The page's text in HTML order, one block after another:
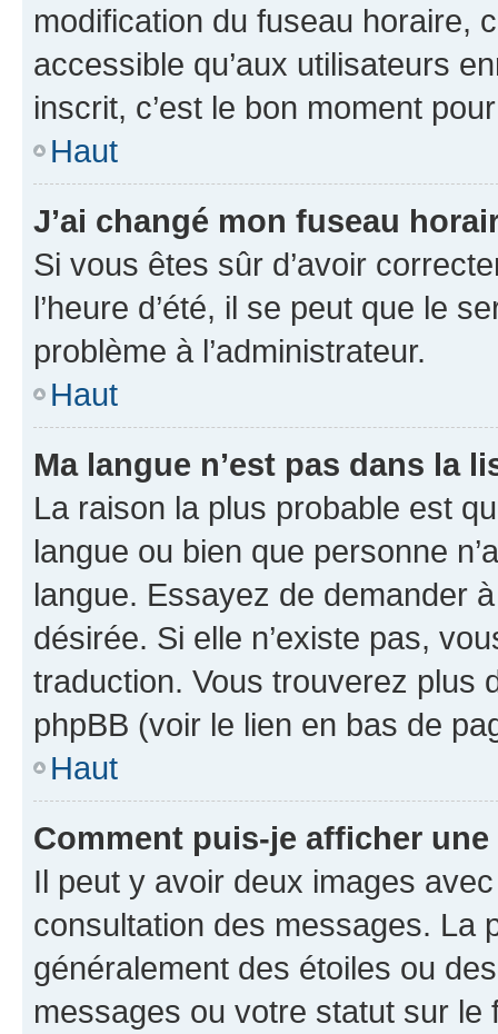
modification du fuseau horaire,
accessible qu’aux utilisateurs
inscrit, c’est le bon moment
Haut
J’ai changé mon fuseau
Si vous êtes sûr d’avoir
l’heure d’été, il se peut que le
problème à l’administrateur.
Haut
Ma langue n’est pas dans la
La raison la plus probable est
langue ou bien que personne
langue. Essayez de demander
désirée. Si elle n’existe pas,
traduction. Vous trouverez plus
phpBB (voir le lien en bas de
Haut
Comment puis-je afficher
Il peut y avoir deux images
consultation des messages. La
généralement des étoiles ou
messages ou votre statut sur